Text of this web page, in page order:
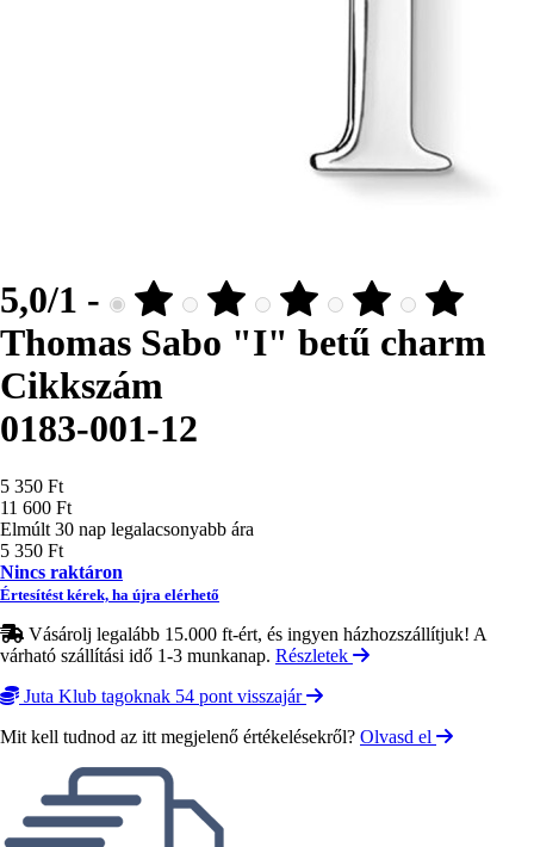
5,0/1 -
Thomas Sabo "I" betű charm
Cikkszám
0183-001-12
Ár
5 350 Ft
11 600 Ft
Elmúlt 30 nap legalacsonyabb ára
5 350 Ft
Nincs raktáron
Értesítést kérek, ha újra elérhető
Vásárolj legalább 15.000 ft-ért, és ingyen házhozszállítjuk! A
várható szállítási idő 1-3 munkanap. Részletek
Juta Klub tagoknak 54 pont visszajár
Mit kell tudnod az itt megjelenő értékelésekről? Olvasd el